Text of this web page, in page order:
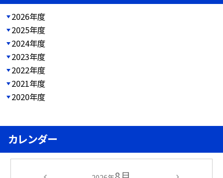
2026年度
2025年度
2024年度
2023年度
2022年度
2021年度
2020年度
カレンダー